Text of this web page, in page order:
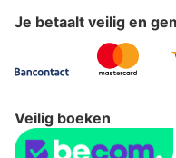
Je betaalt veilig en
Veilig boeken